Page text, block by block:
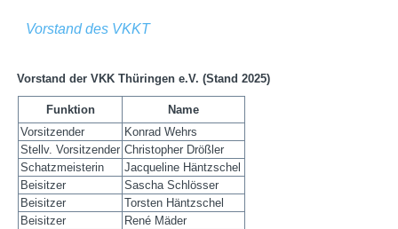
Vorstand des VKKT
Vorstand der VKK Thüringen e.V. (Stand 2025)
Funktion
Name
Vorsitzender
Konrad Wehrs
Stellv. Vorsitzender Christopher Drößler
Schatzmeisterin
Jacqueline Häntzschel
Beisitzer
Sascha Schlösser
Beisitzer
Torsten Häntzschel
Beisitzer
René Mäder